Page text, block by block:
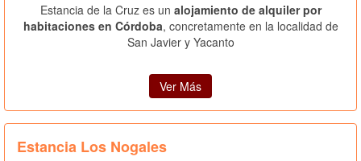
Estancia de la Cruz es un alojamiento de alquiler por
habitaciones en Córdoba, concretamente en la localidad de
San Javier y Yacanto
Ver Más
Estancia Los Nogales